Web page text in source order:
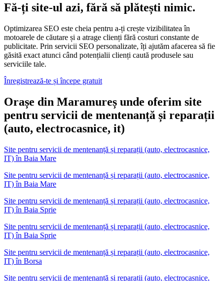
Fă-ți site-ul azi, fără să plătești nimic.
Optimizarea SEO este cheia pentru a-ți crește vizibilitatea în
motoarele de căutare și a atrage clienți fără costuri constante de
publicitate. Prin servicii SEO personalizate, îți ajutăm afacerea să fie
găsită exact atunci când potențialii clienți caută produsele sau
serviciile tale.
Înregistrează-te și începe gratuit
Orașe din Maramureș unde oferim site
pentru servicii de mentenanță și reparații
(auto, electrocasnice, it)
Site pentru servicii de mentenanță și reparații (auto, electrocasnice,
IT)în Baia Mare
Site pentru servicii de mentenanță și reparații (auto, electrocasnice,
IT) în Baia Mare
Site pentru servicii de mentenanță și reparații (auto, electrocasnice,
IT)în Baia Sprie
Site pentru servicii de mentenanță și reparații (auto, electrocasnice,
IT) în Baia Sprie
Site pentru servicii de mentenanță și reparații (auto, electrocasnice,
IT)în Borsa
Site pentru servicii de mentenanță și reparații (auto, electrocasnice,